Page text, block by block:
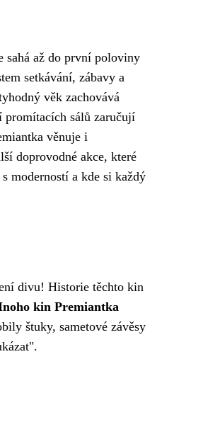
sahá až do první poloviny
setkávání, zábavy a
věk zachovává
promítacích sálů zaručují
věnuje i
doprovodné akce, které
moderností a kde si každý
divu! Historie těchto kin
kin Premiantka
štuky, sametové závěsy